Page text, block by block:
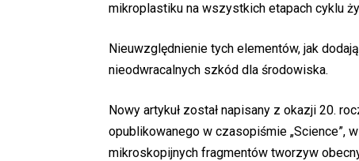
mikroplastiku na wszystkich etapach cyklu
Nieuwzględnienie tych elementów, jak
nieodwracalnych szkód dla środowiska.
Nowy artykuł został napisany z okazji 20.
opublikowanego w czasopiśmie „Science”,
mikroskopijnych fragmentów tworzyw